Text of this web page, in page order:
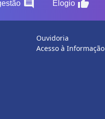
comment Elogio thumb_up
Ouvidoria
Acesso à Informação